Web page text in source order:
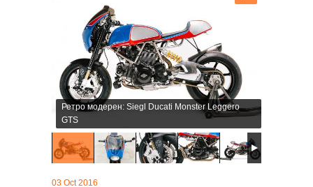
Ретро модерен: Siegl Ducati Monster Leggero
GTS
03 Oct 2016